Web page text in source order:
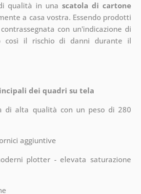
qualità in unascatola di cartone
a casa vostra. Essendo prodotti
con un'indicazione di
così il rischio di danni durante il
dei quadri su tela
di alta qualità con un peso di 280
aggiuntive
plotter - elevata saturazione